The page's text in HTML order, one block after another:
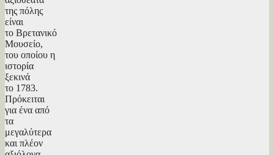
της πόλης
είναι
το Βρετανικό
Μουσείο,
του οποίου η
ιστορία
ξεκινά
το 1783.
Πρόκειται
για ένα από
τα
μεγαλύτερα
και πλέον